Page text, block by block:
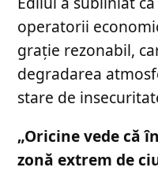
operatorii
grație rezonabil,
degradarea
stare de
„Oricine vede că
zonă extrem de